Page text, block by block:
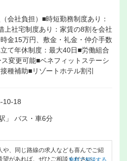
会社負担）■時短勤務制度あり：
上社宅制度あり：家賃の8割を会社
金15万円、敷金・礼金・仲介手数
て年休制度：最大40日■労働組合
変更可能■ベネフィットステーシ
種補助■リゾートホテル割引
10-18
」 バス・車6分
や、同じ路線の求人なども喜んでご紹
望があれば、ぜひご相談ください。
無料で相談する